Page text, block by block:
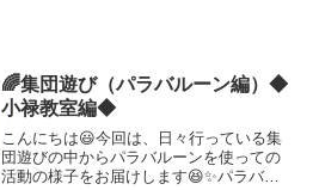
🌈集団遊び（パラバルーン編）◆
小禄教室編◆
こんにちは😃今回は、日々行っている集
団遊びの中からパラバルーンを使っての
活動の様子をお届けします😆✨パラバル